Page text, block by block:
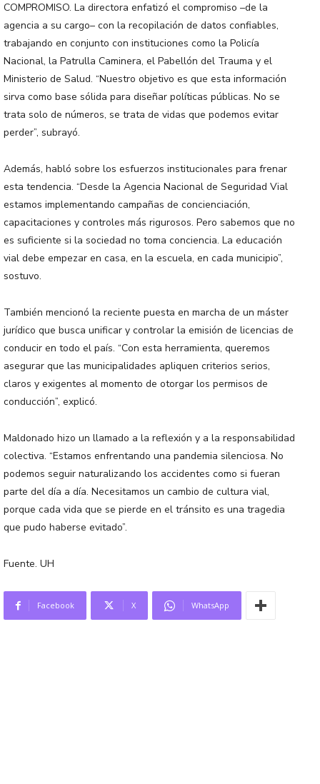
COMPROMISO. La directora enfatizó el compromiso –de la
agencia a su cargo– con la recopilación de datos confiables,
trabajando en conjunto con instituciones como la Policía
Nacional, la Patrulla Caminera, el Pabellón del Trauma y el
Ministerio de Salud. “Nuestro objetivo es que esta información
sirva como base sólida para diseñar políticas públicas. No se
trata solo de números, se trata de vidas que podemos evitar
perder”, subrayó.
Además, habló sobre los esfuerzos institucionales para frenar
esta tendencia. “Desde la Agencia Nacional de Seguridad Vial
estamos implementando campañas de concienciación,
capacitaciones y controles más rigurosos. Pero sabemos que no
es suficiente si la sociedad no toma conciencia. La educación
vial debe empezar en casa, en la escuela, en cada municipio”,
sostuvo.
También mencionó la reciente puesta en marcha de un máster
jurídico que busca unificar y controlar la emisión de licencias de
conducir en todo el país. “Con esta herramienta, queremos
asegurar que las municipalidades apliquen criterios serios,
claros y exigentes al momento de otorgar los permisos de
conducción”, explicó.
Maldonado hizo un llamado a la reflexión y a la responsabilidad
colectiva. “Estamos enfrentando una pandemia silenciosa. No
podemos seguir naturalizando los accidentes como si fueran
parte del día a día. Necesitamos un cambio de cultura vial,
porque cada vida que se pierde en el tránsito es una tragedia
que pudo haberse evitado”.
Fuente. UH
Facebook X WhatsApp